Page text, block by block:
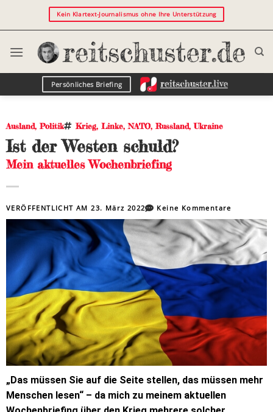
Kein Klartext-Journalismus ohne Ihre Unterstützung
Persönliches Briefing
Ausland,Politik Krieg, Linke,NATO, Russland,Ukraine
Ist der Westen schuld?
Mein aktuelles Wochenbriefing
VERÖFFENTLICHT AM23. März 2022 Keine Kommentare
„Das müssen Sie auf die Seite stellen, das müssen mehr
Menschen lesen“ – da mich zu meinem aktuellen